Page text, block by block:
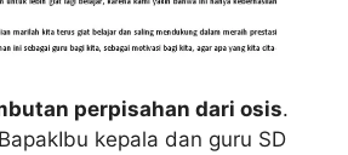
perpisahan dari osis.
kepala dan guru SD